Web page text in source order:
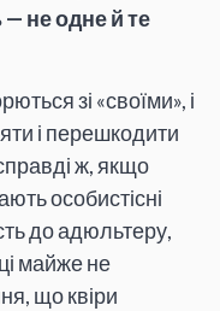
— не одне й те
зі «своїми», і
і перешкодити
ж, якщо
особистісні
до адюльтеру,
майже не
що квіри